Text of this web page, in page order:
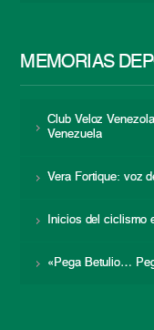
MEMORIAS
Club Veloz
Venezuela
Vera Fortique: voz
Inicios del ciclismo
«Pega Betulio…